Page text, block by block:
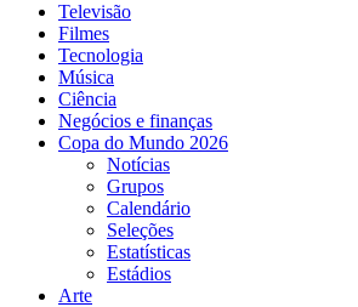
Televisão
Filmes
Tecnologia
Música
Ciência
Negócios e finanças
Copa do Mundo 2026
Notícias
Grupos
Calendário
Seleções
Estatísticas
Estádios
Arte